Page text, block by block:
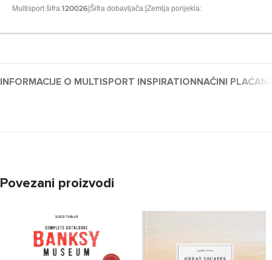
Multisport šifra:120026|Šifra dobavljača:|Zemlja porijekla:
INFORMACIJE O MULTISPORT INSPIRATIONNAČINI
Povezani proizvodi